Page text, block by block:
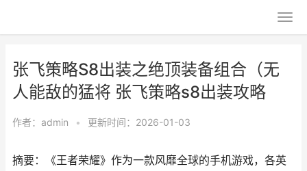
张飞策略S8出装之绝顶装备组合（无
人能敌的猛将 张飞策略s8出装攻略
作者： admin • 更新时间：2026-01-03
摘要：《王者荣耀》作为一款风靡全球的手机游戏，各英